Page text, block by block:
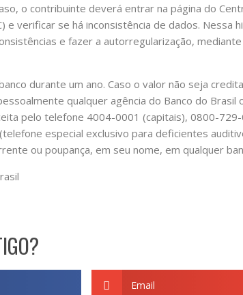
o contribuinte deverá entrar na página do
e verificar se há inconsistência de dados. Nessa
e fazer a autorregularização,
durante um ano. Caso o valor não seja
qualquer agência do Banco do Brasil
pelo telefone 4004-0001 (capitais), 0800-
especial exclusivo para deficientes
ou poupança, em seu nome, em qualquer
Email